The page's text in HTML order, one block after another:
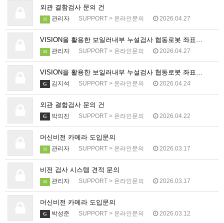
외관 결함검사 문의 건
11 관리자 SUPPORT > 온라인문의 2026.04.27
VISION을 활용한 보일러내부 누설검사 협동로봇 좌표…
11 관리자 SUPPORT > 온라인문의 2026.04.27
VISION을 활용한 보일러내부 누설검사 협동로봇 좌표…
G 김지석 SUPPORT > 온라인문의 2026.04.24
외관 결함검사 문의 건
G 박의진 SUPPORT > 온라인문의 2026.04.22
머신비전 카메라 도입문의
11 관리자 SUPPORT > 온라인문의 2026.03.17
비전 검사 시스템 견적 문의
11 관리자 SUPPORT > 온라인문의 2026.03.17
머신비전 카메라 도입문의
G 박성준 SUPPORT > 온라인문의 2026.03.12